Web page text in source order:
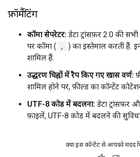
फ़ॉर्मैटिंग
कॉमा सेपरेटर: डेटा ट्रांसफ़र 2.0 की
पर कॉमा ( ,
) का इस्तेमाल करती हैं.
शामिल हैं.
उद्धरण चिह्नों में रैप किए गए खास वर्ण:
शामिल होने पर, फ़ील्ड का कॉन्टेंट
UTF-8 कोड में बदलना: डेटा ट्रांसफ़र
फ़ाइलें, UTF-8 कोड में बदलने की
क्या इस कॉन्टेंट से आपको मदद